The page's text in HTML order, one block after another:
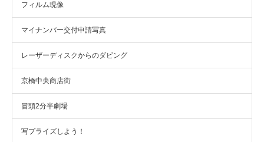
フィルム現像
マイナンバー交付申請写真
レーザーディスクからのダビング
京橋中央商店街
冒頭2分半劇場
写プライズしよう！